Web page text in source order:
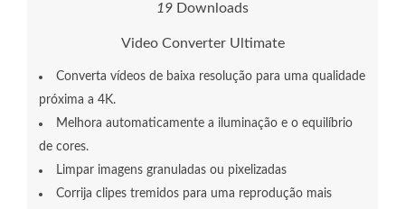
19 Downloads
Video Converter Ultimate
Converta vídeos de baixa resolução para uma qualidade
próxima a 4K.
Melhora automaticamente a iluminação e o equilíbrio
de cores.
Limpar imagens granuladas ou pixelizadas
Corrija clipes tremidos para uma reprodução mais